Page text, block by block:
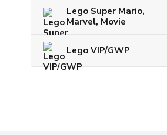
Lego Super Mario,
Marvel, Movie
Lego VIP/GWP